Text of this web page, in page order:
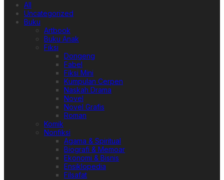
All
Uncategorized
Buku
Artbook
Buku Anak
Fiksi
Dongeng
Fabel
Fiksi Mini
Kumpulan Cerpen
Naskah Drama
Novel
Novel Grafis
Roman
Komik
Nonfiksi
Agama & Spiritual
Biografi & Memoar
Ekonomi & Bisnis
Ensiklopedia
Filsafat